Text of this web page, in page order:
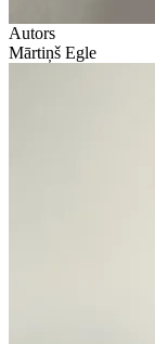
Autors
Mārtiņš Egle